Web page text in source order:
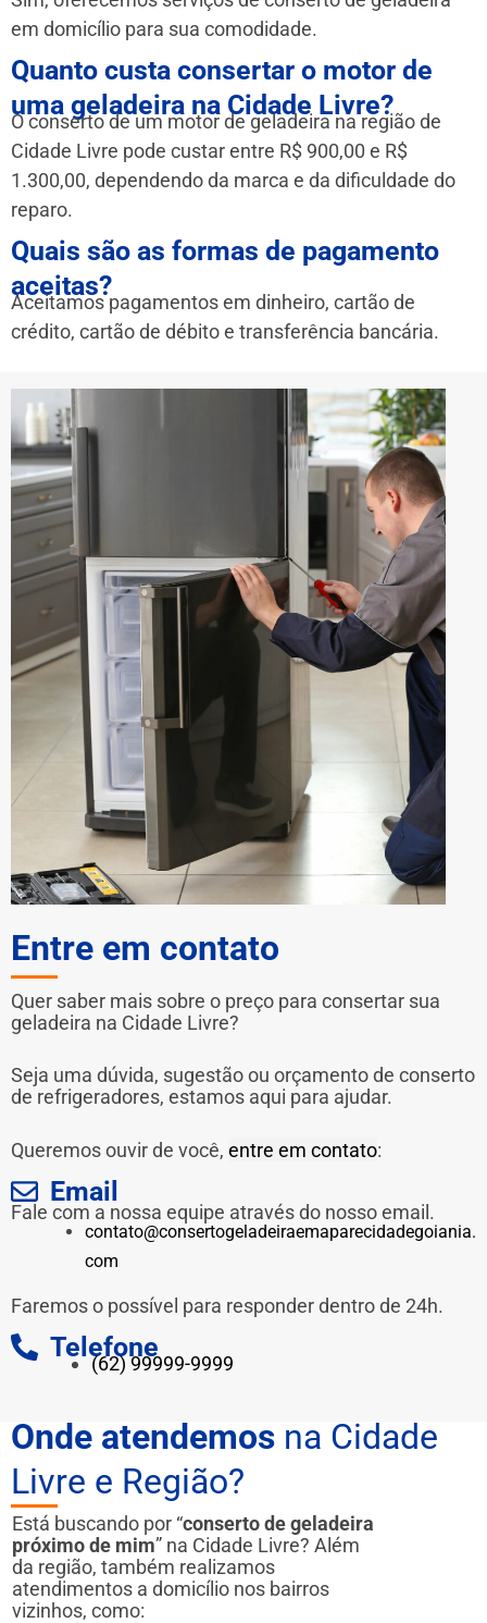
em domicílio para sua comodidade.
Quanto custa consertar o motor de
uma geladeira na Cidade Livre?
O conserto de um motor de geladeira na região de
Cidade Livre pode custar entre R$ 900,00 e R$
1.300,00, dependendo da marca e da dificuldade do
reparo.
Quais são as formas de pagamento
aceitas?
Aceitamos pagamentos em dinheiro, cartão de
crédito, cartão de débito e transferência bancária.
Entre em contato
Quer saber mais sobre o preço para consertar sua
geladeira na Cidade Livre?
Seja uma dúvida, sugestão ou orçamento de conserto
de refrigeradores, estamos aqui para ajudar.
Queremos ouvir de você, entre em contato:
Email
Fale com a nossa equipe através do nosso email.
contato@consertogeladeiraemaparecidadegoiania.
com
Faremos o possível para responder dentro de 24h.
Telefone
(62) 99999-9999
Onde atendemos na Cidade
Livre e Região?
Está buscando por “conserto de geladeira
próximo de mim” na Cidade Livre? Além
da região, também realizamos
atendimentos a domicílio nos bairros
vizinhos, como: